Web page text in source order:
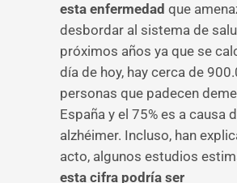
esta enfermedad que
desbordar al sistema de
próximos años ya que se
día de hoy, hay cerca de
personas que padecen
España y el 75% es a causa
alzhéimer. Incluso, han
acto, algunos estudios
esta cifra podría ser